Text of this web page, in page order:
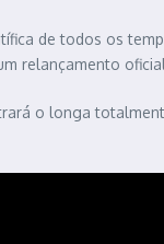
de todos os
relançamento
o longa